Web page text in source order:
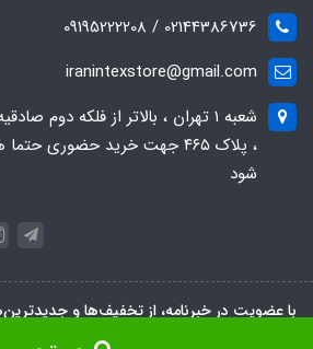
02144386736 / 09195222208
iranintexstore@gmail.com
شعبه ۱ تهران ، بالاتر از فلکه دوم
، پلاک ۴۶۵ جهت خرید حضوری
شود
با عضویت در خبرنامه، از تخفیف‌ها و